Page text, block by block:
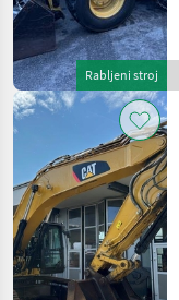
Rabljeni stroj